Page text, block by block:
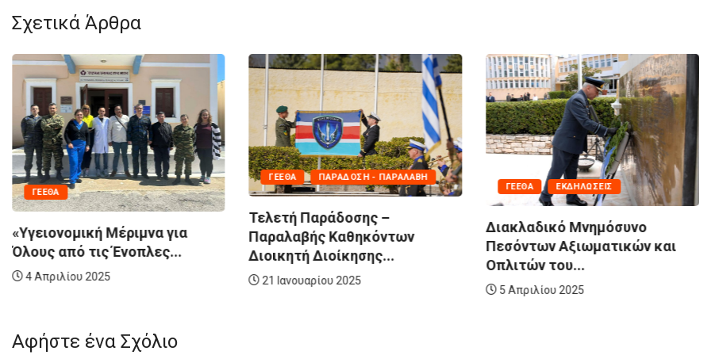
Σχετικά Άρθρα
ΓΕΕΘΑ
«Υγειονομική Μέριμνα για
Όλους από τις Ένοπλες...
4 Απριλίου 2025
ΓΕΕΘΑ ΠΑΡΆΔΟΣΗ - ΠΑΡΑΛΑΒΉ
Τελετή Παράδοσης –
Παραλαβής Καθηκόντων
Διοικητή Διοίκησης...
21 Ιανουαρίου 2025
ΓΕΕΘΑ ΕΚΔΗΛΏΣΕΙΣ
Διακλαδικό Μνημόσυνο
Πεσόντων Αξιωματικών και
Οπλιτών του...
5 Απριλίου 2025
Αφήστε ένα Σχόλιο